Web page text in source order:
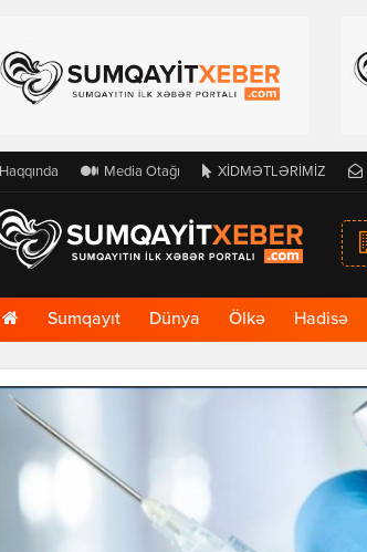
Haqqında Media Otağı XİDMƏTLƏRİMİZ
Ana
Səhifə
Sumqayıt Dünya Ölkə Hadisə